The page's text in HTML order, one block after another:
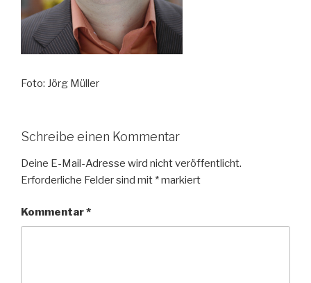
Foto: Jörg Müller
Schreibe einen Kommentar
Deine E-Mail-Adresse wird nicht veröffentlicht.
Erforderliche Felder sind mit *markiert
Kommentar*